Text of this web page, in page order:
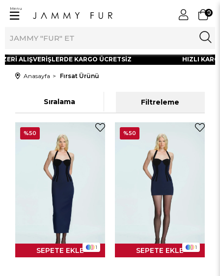
0
Menu
ALIŞVERİŞLERDE KARGO ÜCRETSİZ HIZLI
Anasayfa Fırsat Ürünü
Filtreleme
Sıralama
1
SEPETE EKLE
%50
1
SEPETE EKLE
%50